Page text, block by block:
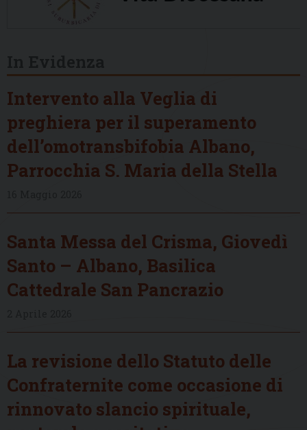
Intervento alla Veglia di
preghiera per il superamento
dell’omotransbifobia Albano,
Parrocchia S. Maria della Stella
Santa Messa del Crisma, Giovedì
Santo – Albano, Basilica
Cattedrale San Pancrazio
La revisione dello Statuto delle
Confraternite come occasione di
rinnovato slancio spirituale,